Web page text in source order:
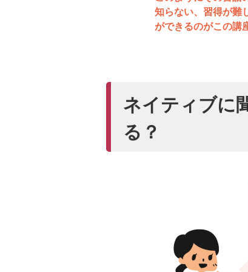
知らない、習得が難
ができるのがこの講
ネイティブに
る？